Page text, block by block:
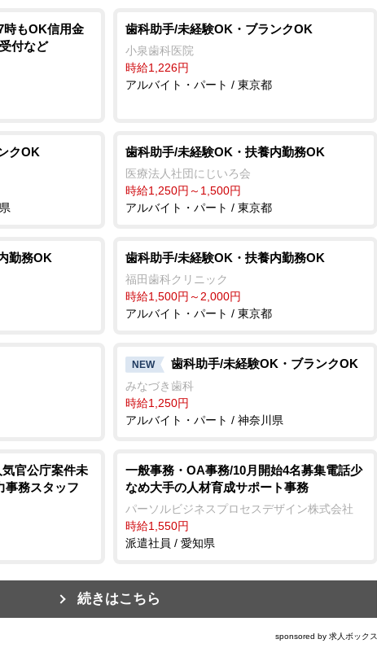
時もOK信用金
付など
歯科助手/未経験OK・ブランクOK
小泉歯科医院
時給1,226円
アルバイト・パート / 東京都
クOK 歯科助手/未経験OK・扶養内勤務OK
医療法人社団にじいろ会
時給1,250円～1,500円
アルバイト・パート / 東京都
勤務OK 歯科助手/未経験OK・扶養内勤務OK
福田歯科クリニック
時給1,500円～2,000円
アルバイト・パート / 東京都
NEW 歯科助手/未経験OK・ブランクOK
みなづき歯科
時給1,250円
アルバイト・パート / 神奈川県
官公庁案件未
事務スタッフ
一般事務・OA事務/10月開始4名募集電話少
なめ大手の人材育成サポート事務
パーソルビジネスプロセスデザイン株式会社
時給1,550円
派遣社員 / 愛知県
続きはこちら
sponsored by 求人ボックス